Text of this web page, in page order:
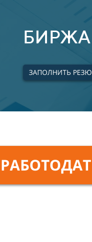
БИРЖА
ЗАПОЛНИТЬ